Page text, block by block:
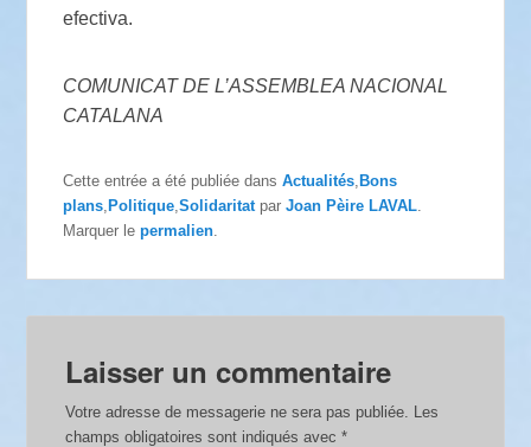
efectiva.
COMUNICAT DE L’ASSEMBLEA NACIONAL
CATALANA
Cette entrée a été publiée dansActualités ,Bons
plans ,Politique ,Solidaritat parJoan Pèire LAVAL
Marquer lepermalien
Laisser un commentaire
Votre adresse de messagerie ne sera pas publiée. Les
champs obligatoires sont indiqués avec*